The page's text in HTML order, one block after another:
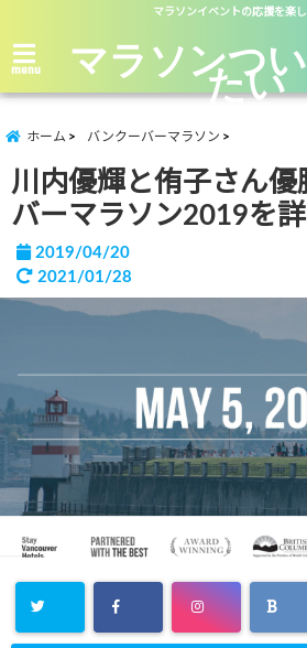
マラソンイベントの応援を楽し
menu マラソンつ
たい
ホーム バンクーバーマラソン
川内優輝と侑子さん優
バーマラソン2019を
2019/04/20
2021/01/28